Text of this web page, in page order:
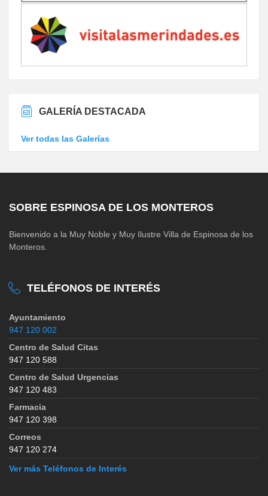
GALERÍA DESTACADA
Ver todas las Galerías
SOBRE ESPINOSA DE LOS MONTEROS
Bienvenido a la Muy Noble y Muy Ilustre Villa de Espinosa de los
Monteros.
TELÉFONOS DE INTERÉS
Ayuntamiento
947 120 002
Centro de Salud Citas
947 120 588
Centro de Salud Urgencias
947 120 483
Farmacia
947 120 398
Correos
947 120 274
Ver más Teléfonos de Interés